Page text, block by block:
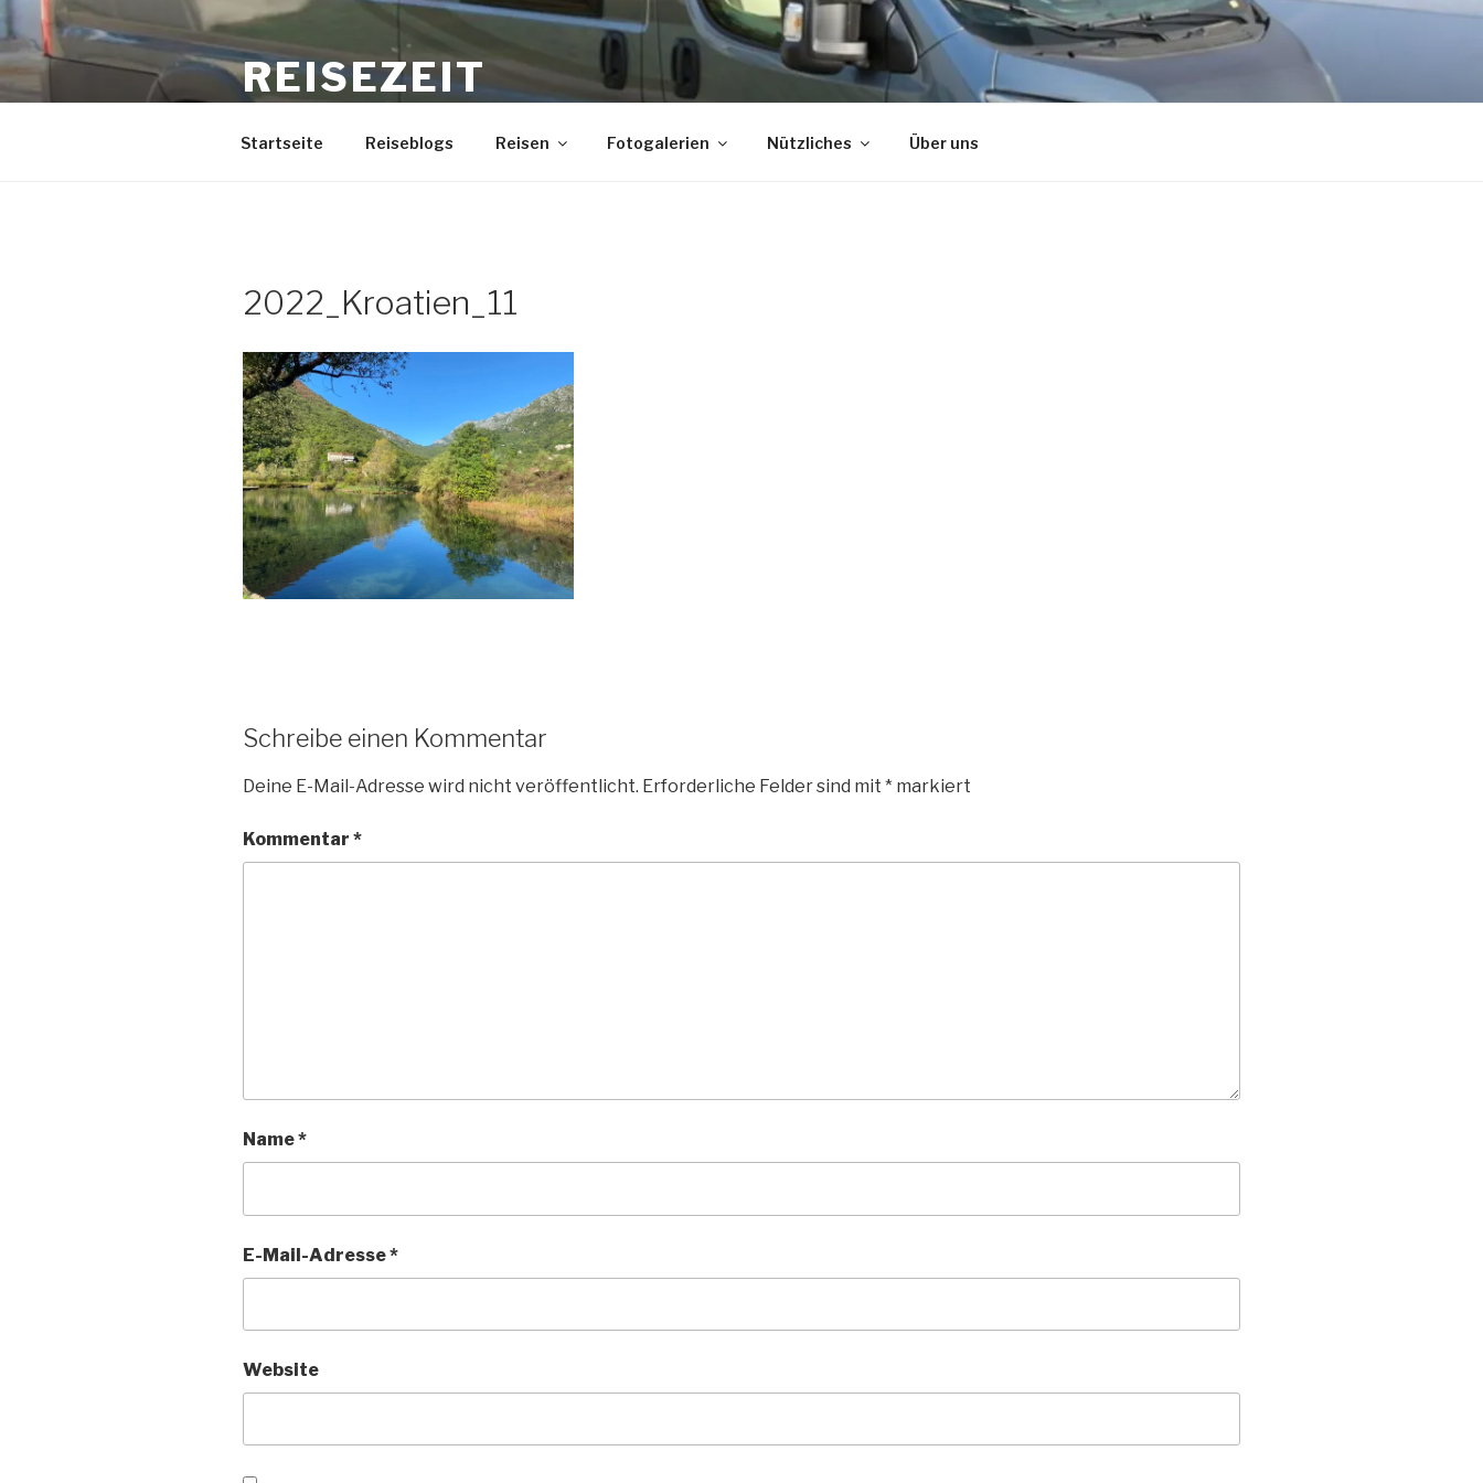
Zum
Inhalt
springen
REISEZEIT
Startseite Reiseblogs Reisen Fotogalerien Nützliches Über uns
2022_Kroatien_11
Schreibe einen Kommentar
Deine E-Mail-Adresse wird nicht veröffentlicht. Erforderliche Felder sind mit * markiert
Kommentar *
Name*
E-Mail-Adresse*
Website